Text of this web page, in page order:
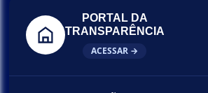
PORTAL DA
TRANSPARÊNCIA
ACESSAR →